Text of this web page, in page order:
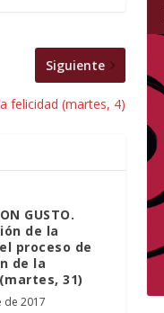
Siguiente
felicidad (martes, 4)
GUSTO.
de la
proceso de
de la
31)
de 2017